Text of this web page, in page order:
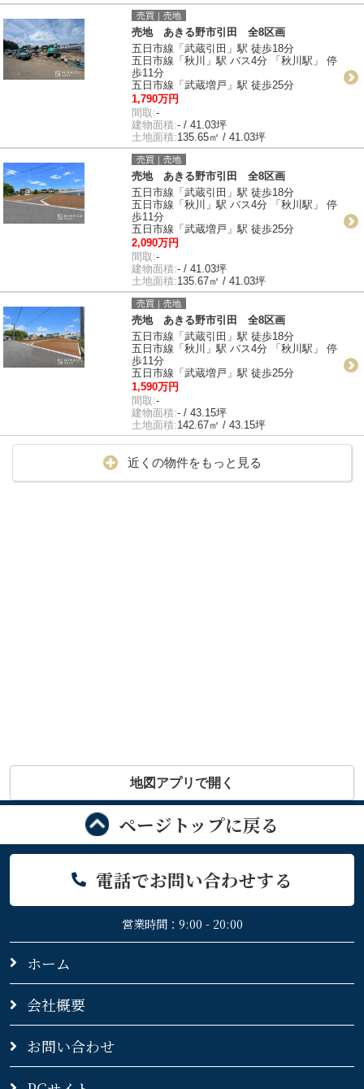
売買｜売地
売地 あきる野市引田 全8区画
五日市線「武蔵引田」駅 徒歩18分
五日市線「秋川」駅 バス4分 「秋川駅」 停
歩11分
五日市線「武蔵増戸」駅 徒歩25分
1,790万円
間取:-
建物面積:- / 41.03坪
土地面積:135.65㎡ / 41.03坪
売買｜売地
売地 あきる野市引田 全8区画
五日市線「武蔵引田」駅 徒歩18分
五日市線「秋川」駅 バス4分 「秋川駅」 停
歩11分
五日市線「武蔵増戸」駅 徒歩25分
2,090万円
間取:-
建物面積:- / 41.03坪
土地面積:135.67㎡ / 41.03坪
売買｜売地
売地 あきる野市引田 全8区画
五日市線「武蔵引田」駅 徒歩18分
五日市線「秋川」駅 バス4分 「秋川駅」 停
歩11分
五日市線「武蔵増戸」駅 徒歩25分
1,590万円
間取:-
建物面積:- / 43.15坪
土地面積:142.67㎡ / 43.15坪
近くの物件をもっと見る
地図アプリで開く
ページトップに戻る
電話でお問い合わせする
営業時間：9:00 - 20:00
ホーム
会社概要
お問い合わせ